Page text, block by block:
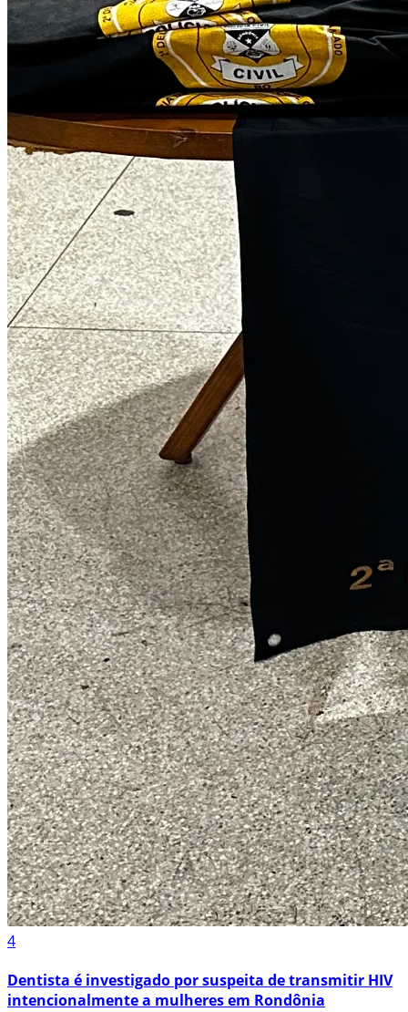
4
Dentista é investigado por suspeita de transmitir HIV
intencionalmente a mulheres em Rondônia